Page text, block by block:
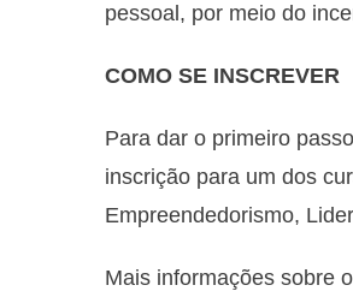
pessoal, por meio do
COMO SE INSCREVER
Para dar o primeiro
inscrição para um dos
Empreendedorismo,
Mais informações sobre